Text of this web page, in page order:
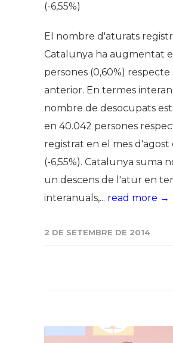
(-6,55%)
El nombre d'aturats
Catalunya ha augmentat
persones (0,60%) respecte
anterior. En termes
nombre de desocupats
en 40.042 persones
registrat en el mes d'agost
(-6,55%). Catalunya suma
un descens de l'atur en
interanuals,... read more →
2 DE SETEMBRE DE 2014